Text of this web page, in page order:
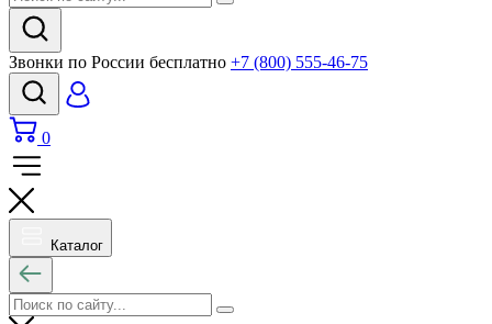
Звонки по России бесплатно +7 (800) 555-46-75
0
Каталог